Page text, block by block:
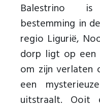
Balestrino
bestemming in
regio Ligurië,
dorp ligt op een
om zijn verlaten
een
uitstraalt. Ooit